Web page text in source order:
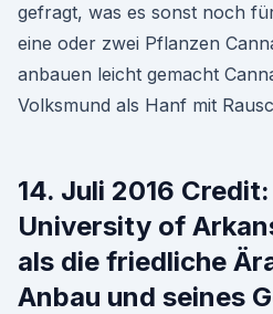
gefragt, was es sonst noch
eine oder zwei Pflanzen
anbauen leicht gemacht
Volksmund als Hanf mit
14. Juli 2016
University of
als die friedliche
Anbau und seines